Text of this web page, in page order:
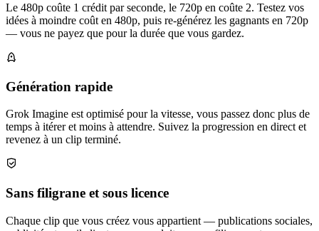
Le 480p coûte 1 crédit par seconde, le 720p en coûte 2. Testez vos
idées à moindre coût en 480p, puis re-générez les gagnants en 720p
— vous ne payez que pour la durée que vous gardez.
Génération rapide
Grok Imagine est optimisé pour la vitesse, vous passez donc plus de
temps à itérer et moins à attendre. Suivez la progression en direct et
revenez à un clip terminé.
Sans filigrane et sous licence
Chaque clip que vous créez vous appartient — publications sociales,